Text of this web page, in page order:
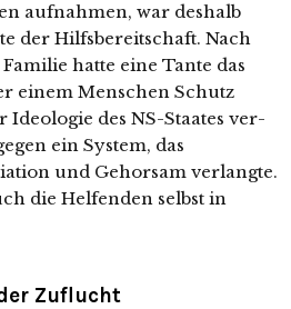
auf­nah­men, war des­halb
der Hilfsbereitschaft. Nach
hat­te eine Tante das
einem Menschen Schutz
Ideologie des NS-Staates ver­
ein System, das
und Gehorsam ver­lang­te.
die Helfenden selbst in
Zuflucht